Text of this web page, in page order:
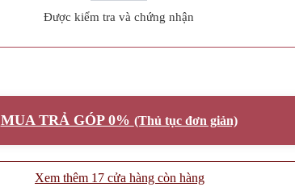
Được kiểm tra và chứng nhận
MUA TRẢ GÓP 0% (Thủ tục đơn giản)
Xem thêm 17 cửa hàng còn hàng